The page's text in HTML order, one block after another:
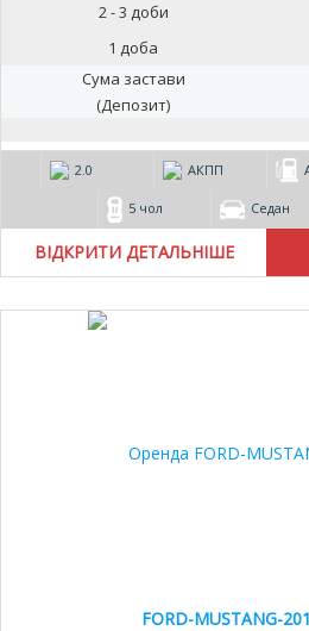
2 - 3 доби
1 доба
Сума застави
(Депозит)
2.0 АКПП
5 чол Седан
ВІДКРИТИ ДЕТАЛЬНІШЕ
FORD-MUSTANG-